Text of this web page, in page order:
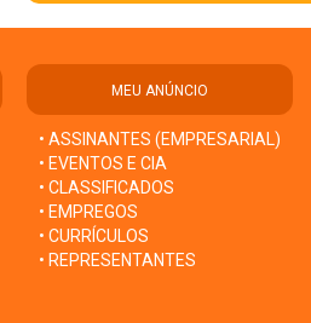
MEU ANÚNCIO
• ASSINANTES (EMPRESARIAL)
• EVENTOS E CIA
• CLASSIFICADOS
• EMPREGOS
• CURRÍCULOS
• REPRESENTANTES